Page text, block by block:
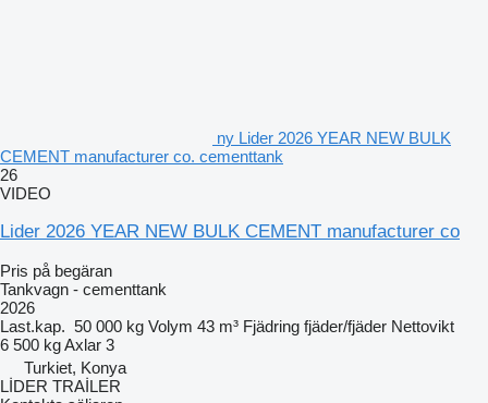
ny Lider 2026 YEAR NEW BULK
CEMENT manufacturer co. cementtank
26
VIDEO
Lider 2026 YEAR NEW BULK CEMENT manufacturer co
Pris på begäran
Tankvagn - cementtank
2026
Last.kap. 50 000 kg Volym 43 m³ Fjädring fjäder/fjäder Nettovikt
6 500 kgAxlar 3
Turkiet, Konya
LİDER TRAİLER